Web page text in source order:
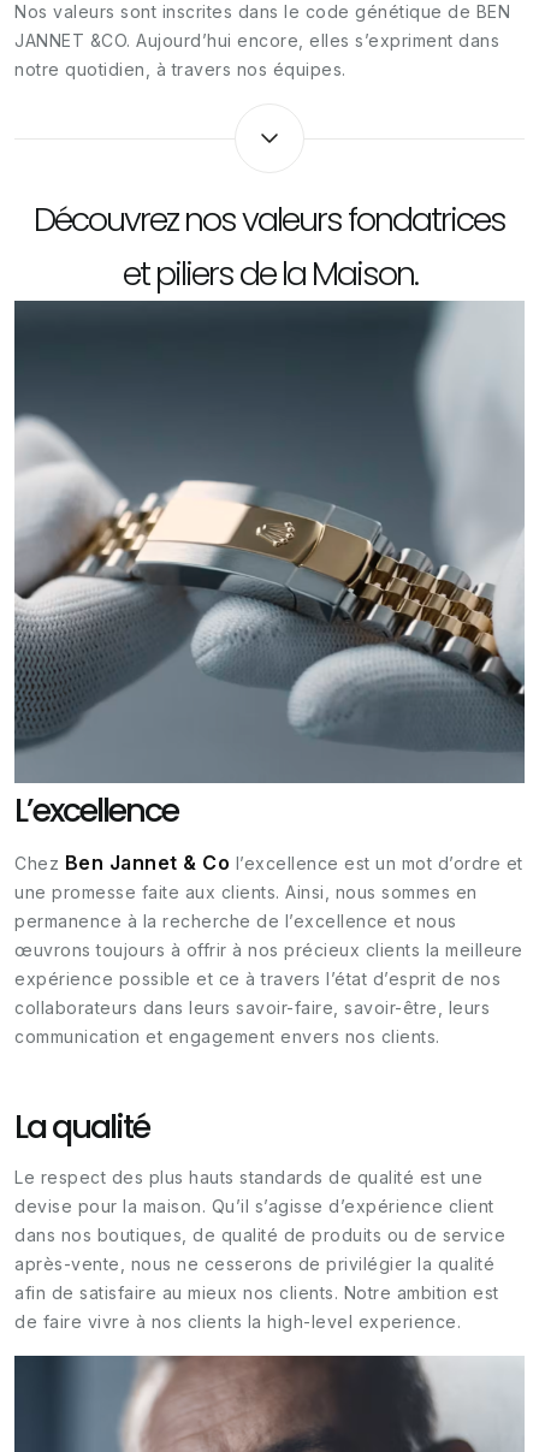
Nos valeurs sont inscrites dans le code génétique de BEN
JANNET &CO. Aujourd’hui encore, elles s’expriment dans
notre quotidien, à travers nos équipes.
Découvrez nos valeurs fondatrices
et piliers de la Maison.
L’excellence
Chez Ben Jannet & Co l’excellence est un mot d’ordre et
une promesse faite aux clients. Ainsi, nous sommes en
permanence à la recherche de l’excellence et nous
œuvrons toujours à offrir à nos précieux clients la meilleure
expérience possible et ce à travers l’état d’esprit de nos
collaborateurs dans leurs savoir-faire, savoir-être, leurs
communication et engagement envers nos clients.
La qualité
Le respect des plus hauts standards de qualité est une
devise pour la maison. Qu’il s’agisse d’expérience client
dans nos boutiques, de qualité de produits ou de service
après-vente, nous ne cesserons de privilégier la qualité
afin de satisfaire au mieux nos clients. Notre ambition est
de faire vivre à nos clients la high-level experience.